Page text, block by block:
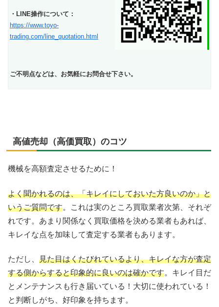
・LINE操作について：
https://www.toyo-
trading.com/line_quotation.html
ご不明点などは、お気軽にお問合せ下さい。
高値売却（高価買取）のコツ
機械を高額査定させるために！
よく聞かれるのは、「キレイにしておいた方良いのか」と
いうご質問です。これは実のところ買取業者次第、それぞ
れです。あまり関係なく買取価格を決める業者もあれば、
キレイな点を加味して査定する業者もあります。
ただし、 見た目はくたびれているより、キレイな方が査定
する側からすると印象的に良いのは確かです。キレイ目だ
とメンテナンスも行き届いている！大切に使われている！
と判断しがち、好印象を持ちます。